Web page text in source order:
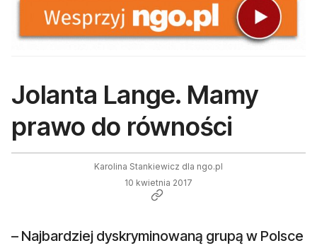
Jolanta Lange. Mamy
prawo do równości
Karolina Stankiewicz dla ngo.pl
10 kwietnia 2017
– Najbardziej dyskryminowaną grupą w Polsce